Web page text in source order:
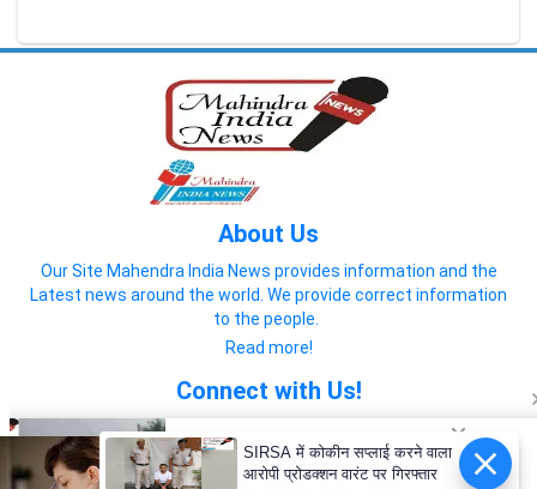
About Us
Our Site Mahendra India News provides information and the
Latest news around the world. We provide correct information
to the people.
Read more!
Connect with Us!
SIRSA में कोकीन सप्लाई करने वाला
आरोपी प्रोडक्शन वारंट पर गिरफ्तार